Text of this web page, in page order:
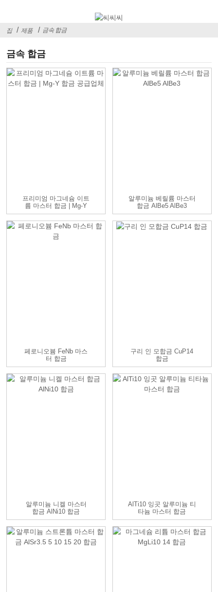
집 제품 금속 합금
금속 합금
프리미엄 마그네슘 이트
륨 마스터 합금 | Mg-Y
A...
알루미늄 베릴륨 마스터
합금 AlBe5 AlBe3
페로니오븀 FeNb 마스
터 합금
구리 인 모합금 CuP14
합금
알루미늄 니켈 마스터
합금 AlNi10 합금
AlTi10 잉곳 알루미늄 티
타늄 마스터 합금